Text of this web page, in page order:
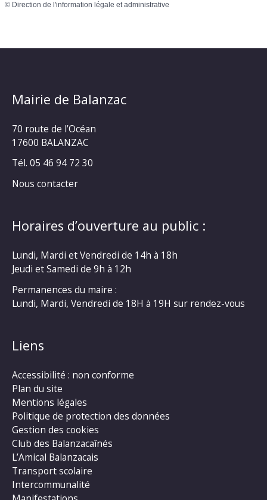
© Direction de l'information légale et administrative
Mairie de Balanzac
70 route de l’Océan
17600 BALANZAC
Tél. 05 46 94 72 30
Nous contacter
Horaires d’ouverture au public :
Lundi, Mardi et Vendredi de 14h à 18h
Jeudi et Samedi de 9h à 12h
Permanences du maire :
Lundi, Mardi, Vendredi de 18H à 19H sur rendez-vous
Liens
Accessibilité : non conforme
Plan du site
Mentions légales
Politique de protection des données
Gestion des cookies
Club des Balanzacaînés
L’Amical Balanzacais
Transport scolaire
Intercommunalité